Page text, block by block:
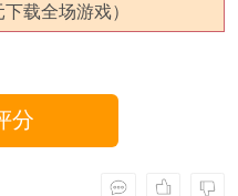
载全场游戏）
分